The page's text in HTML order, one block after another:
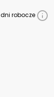
dni robocze